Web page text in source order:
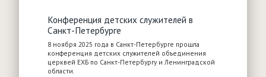
Конференция детских служителей в
Санкт-Петербурге
8 ноября 2025 года в Санкт-Петербурге прошла
конференция детских служителей объединения
церквей ЕХБ по Санкт-Петербургу и Ленинградской
области.